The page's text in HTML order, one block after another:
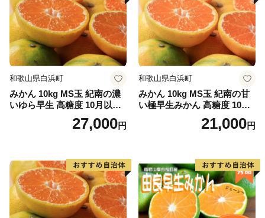
和歌山県白浜町
みかん 10kg MS玉 紀南の濃
いゆら早生 高糖度 10月以降
発送 マルチ被覆栽培27,000円
和歌山県白浜町
みかん 10kg MS玉 紀南の甘
い極早生みかん 高糖度 10月
以降発送 マルチ被覆栽培
21,000円